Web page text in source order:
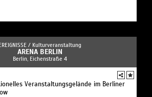
/ Kulturveranstaltung
ARENA BERLIN
Berlin, Eichenstraße 4
Veranstaltungsgelände im Berliner